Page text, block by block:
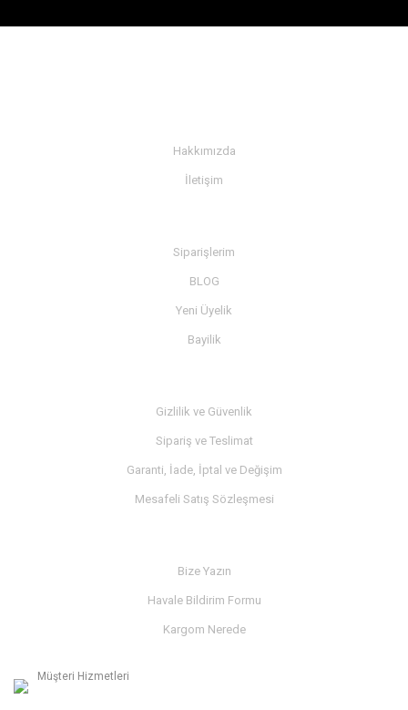
Hakkımızda
İletişim
Siparişlerim
BLOG
Yeni Üyelik
Bayilik
Gizlilik ve Güvenlik
Sipariş ve Teslimat
Garanti, İade, İptal ve Değişim
Mesafeli Satış Sözleşmesi
Bize Yazın
Havale Bildirim Formu
Kargom Nerede
Müşteri Hizmetleri